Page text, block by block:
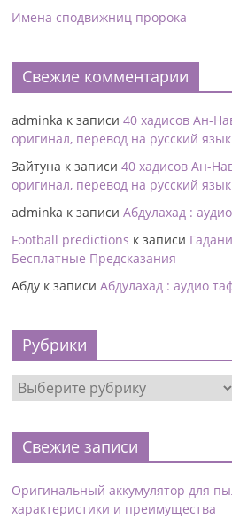
Имена сподвижниц пророка
Свежие комментарии
adminka к записи40 хадисов Ан-
оригинал, перевод на русский
Зайтуна к записи40 хадисов Ан-
оригинал, перевод на русский
adminka к записиАбдулахад :
Football predictions к записи
Бесплатные Предсказания
Абду к записиАбдулахад : аудио
Рубрики
Свежие записи
Оригинальный аккумулятор для
характеристики и преимущества